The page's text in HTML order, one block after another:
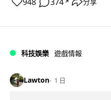
↗
科技娛樂 遊戲情報
Lawton 1 日